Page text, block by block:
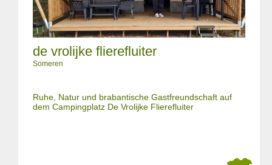
de vrolijke flierefluiter
Someren
Ruhe, Natur und brabantische Gastfreundschaft auf
dem Campingplatz De Vrolijke Flierefluiter